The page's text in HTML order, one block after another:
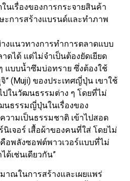
นเรื่องของการกระจายสินค้า
ะการสร้างแบรนด์และทำภาพ
งแนวทางการทำการตลาดแบบ
ดได้ แต่ไม่จำเป็นต้องยัดเยียด
แบบน้ำซึมบ่อทราย ซึ่งต้องใช้
” (Muji) ของประเทศญี่ปุ่น เขาใช้
ปในวัฒนธรรมต่าง ๆ โดยที่ไม่
นธรรมญี่ปุ่นในเรื่องของ
วามเป็นธรรมชาติ เข้าไปสอด
เจอร์ เสื้อผ้าของคนที่ใส่ โดยไม่
อพลังซอฟต์พาวเวอร์แบบที่ไม่
ด้เช่นเดียวกัน”
าณในการสร้างและเผยแพร่